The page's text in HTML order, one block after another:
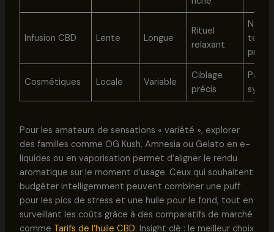
Infusion CBD Lente Longue
Rituel
relaxant
Cosmétiques Locale Variable
Ciblage
précis
Pas
Pour les amateurs de sensations « variété », explorer
des familles comme OG Kush, Amnesia ou Gelato en e-
liquides ou en vaporisation permet d’aligner le rendu
aromatique sur le moment d’usage. Ceux qui souhaitent
budgéter intelligemment peuvent combiner une puff
pour les pics de stress et une huile pour le fond, tout en
surveillant les coûts grâce à des comparatifs de marché
comme Tarifs de l’huile CBD. Insight clé : le meilleur choix